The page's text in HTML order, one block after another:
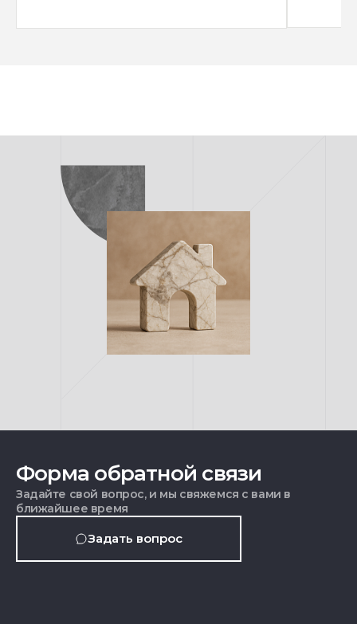
Форма обратной связи
Задайте свой вопрос, и мы свяжемся с вами в
ближайшее время
Задать вопрос